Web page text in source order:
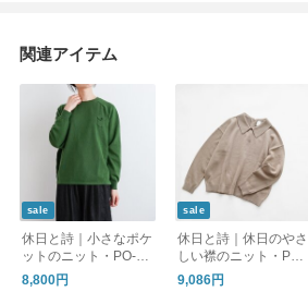
関連アイテム
sale
休日と詩｜小さなポケ
ットのニット・PO-26
004
8,800円
sale
休日と詩｜休日のやさ
しい襟のニット・PO-
26006
9,086円